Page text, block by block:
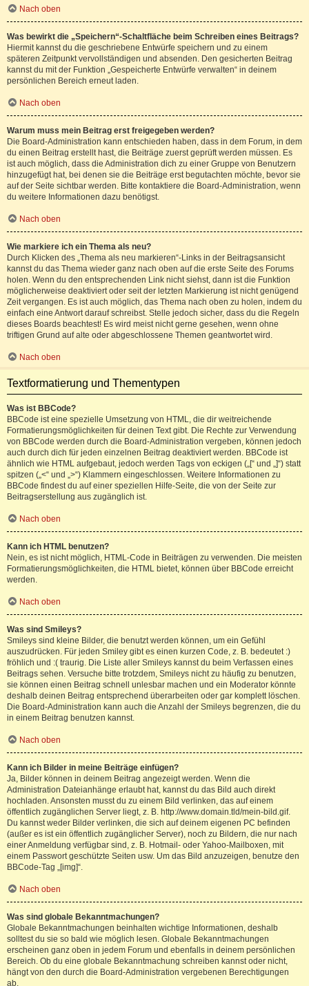
Nach oben
Was bewirkt die „Speichern“-Schaltfläche beim Schreiben eines Beitrags?
Hiermit kannst du die geschriebene Entwürfe speichern und zu einem
späteren Zeitpunkt vervollständigen und absenden. Den gesicherten Beitrag
kannst du mit der Funktion „Gespeicherte Entwürfe verwalten“ in deinem
persönlichen Bereich erneut laden.
Nach oben
Warum muss mein Beitrag erst freigegeben werden?
Die Board-Administration kann entschieden haben, dass in dem Forum, in dem
du einen Beitrag erstellt hast, die Beiträge zuerst geprüft werden müssen. Es
ist auch möglich, dass die Administration dich zu einer Gruppe von Benutzern
hinzugefügt hat, bei denen sie die Beiträge erst begutachten möchte, bevor sie
auf der Seite sichtbar werden. Bitte kontaktiere die Board-Administration, wenn
du weitere Informationen dazu benötigst.
Nach oben
Wie markiere ich ein Thema als neu?
Durch Klicken des „Thema als neu markieren“-Links in der Beitragsansicht
kannst du das Thema wieder ganz nach oben auf die erste Seite des Forums
holen. Wenn du den entsprechenden Link nicht siehst, dann ist die Funktion
möglicherweise deaktiviert oder seit der letzten Markierung ist nicht genügend
Zeit vergangen. Es ist auch möglich, das Thema nach oben zu holen, indem du
einfach eine Antwort darauf schreibst. Stelle jedoch sicher, dass du die Regeln
dieses Boards beachtest! Es wird meist nicht gerne gesehen, wenn ohne
triftigen Grund auf alte oder abgeschlossene Themen geantwortet wird.
Nach oben
Textformatierung und Thementypen
Was ist BBCode?
BBCode ist eine spezielle Umsetzung von HTML, die dir weitreichende
Formatierungsmöglichkeiten für deinen Text gibt. Die Rechte zur Verwendung
von BBCode werden durch die Board-Administration vergeben, können jedoch
auch durch dich für jeden einzelnen Beitrag deaktiviert werden. BBCode ist
ähnlich wie HTML aufgebaut, jedoch werden Tags von eckigen („[“ und „]“) statt
spitzen („<“ und „>“) Klammern eingeschlossen. Weitere Informationen zu
BBCode findest du auf einer speziellen Hilfe-Seite, die von der Seite zur
Beitragserstellung aus zugänglich ist.
Nach oben
Kann ich HTML benutzen?
Nein, es ist nicht möglich, HTML-Code in Beiträgen zu verwenden. Die meisten
Formatierungsmöglichkeiten, die HTML bietet, können über BBCode erreicht
werden.
Nach oben
Was sind Smileys?
Smileys sind kleine Bilder, die benutzt werden können, um ein Gefühl
auszudrücken. Für jeden Smiley gibt es einen kurzen Code, z. B. bedeutet :)
fröhlich und :( traurig. Die Liste aller Smileys kannst du beim Verfassen eines
Beitrags sehen. Versuche bitte trotzdem, Smileys nicht zu häufig zu benutzen,
sie können einen Beitrag schnell unlesbar machen und ein Moderator könnte
deshalb deinen Beitrag entsprechend überarbeiten oder gar komplett löschen.
Die Board-Administration kann auch die Anzahl der Smileys begrenzen, die du
in einem Beitrag benutzen kannst.
Nach oben
Kann ich Bilder in meine Beiträge einfügen?
Ja, Bilder können in deinem Beitrag angezeigt werden. Wenn die
Administration Dateianhänge erlaubt hat, kannst du das Bild auch direkt
hochladen. Ansonsten musst du zu einem Bild verlinken, das auf einem
öffentlich zugänglichen Server liegt, z. B. http://www.domain.tld/mein-bild.gif.
Du kannst weder Bilder verlinken, die sich auf deinem eigenen PC befinden
(außer es ist ein öffentlich zugänglicher Server), noch zu Bildern, die nur nach
einer Anmeldung verfügbar sind, z. B. Hotmail- oder Yahoo-Mailboxen, mit
einem Passwort geschützte Seiten usw. Um das Bild anzuzeigen, benutze den
BBCode-Tag „[img]“.
Nach oben
Was sind globale Bekanntmachungen?
Globale Bekanntmachungen beinhalten wichtige Informationen, deshalb
solltest du sie so bald wie möglich lesen. Globale Bekanntmachungen
erscheinen ganz oben in jedem Forum und ebenfalls in deinem persönlichen
Bereich. Ob du eine globale Bekanntmachung schreiben kannst oder nicht,
hängt von den durch die Board-Administration vergebenen Berechtigungen
ab.